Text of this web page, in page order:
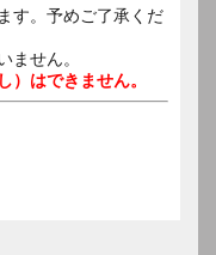
す。予めご了承くだ
ません。
）はできません。